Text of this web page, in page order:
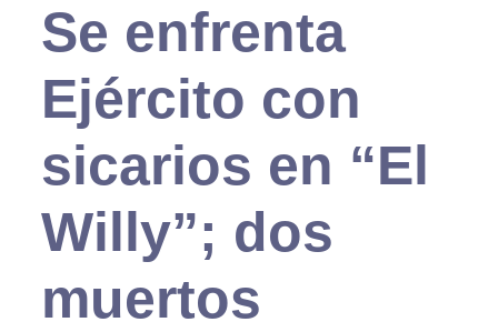
Se enfrenta
Ejército con
sicarios en “El
Willy”; dos
muertos